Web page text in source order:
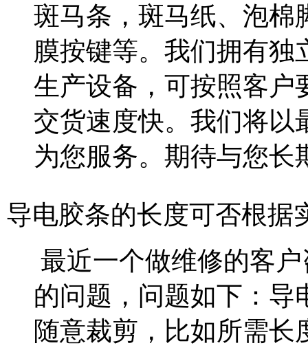
斑马条，斑马纸、泡棉
膜按键等。我们拥有独
生产设备，可按照客户
交货速度快。我们将以
为您服务。期待与您长
导电胶条的长度可否根据
最近一个做维修的客
的问题，问题如下：导
随意裁剪，比如所需长